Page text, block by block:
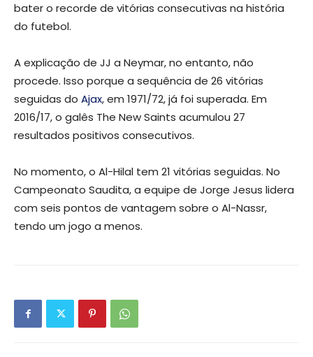
bater o recorde de vitórias consecutivas na história
do futebol.
A explicação de JJ a Neymar, no entanto, não
procede. Isso porque a sequência de 26 vitórias
seguidas do Ajax, em 1971/72, já foi superada. Em
2016/17, o galês The New Saints acumulou 27
resultados positivos consecutivos.
No momento, o Al-Hilal tem 21 vitórias seguidas. No
Campeonato Saudita, a equipe de Jorge Jesus lidera
com seis pontos de vantagem sobre o Al-Nassr,
tendo um jogo a menos.